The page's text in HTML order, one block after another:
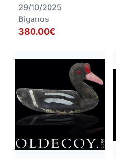
29/10/2025
Biganos
380.00€